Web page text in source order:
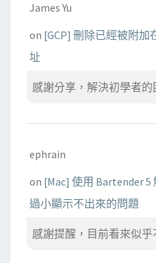
James Yu
on [GCP] 刪除已經被附加
址
感謝分享，解決初學者的
ephrain
on [Mac] 使用 Bartender 5
過小顯示不出來的問題
感謝提醒，目前看來似乎